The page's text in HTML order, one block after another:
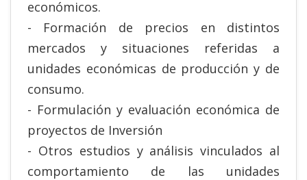
económicos.
- Formación de precios en distintos
mercados y situaciones referidas a
unidades económicas de producción y de
consumo.
- Formulación y evaluación económica de
proyectos de Inversión
- Otros estudios y análisis vinculados al
comportamiento de las unidades